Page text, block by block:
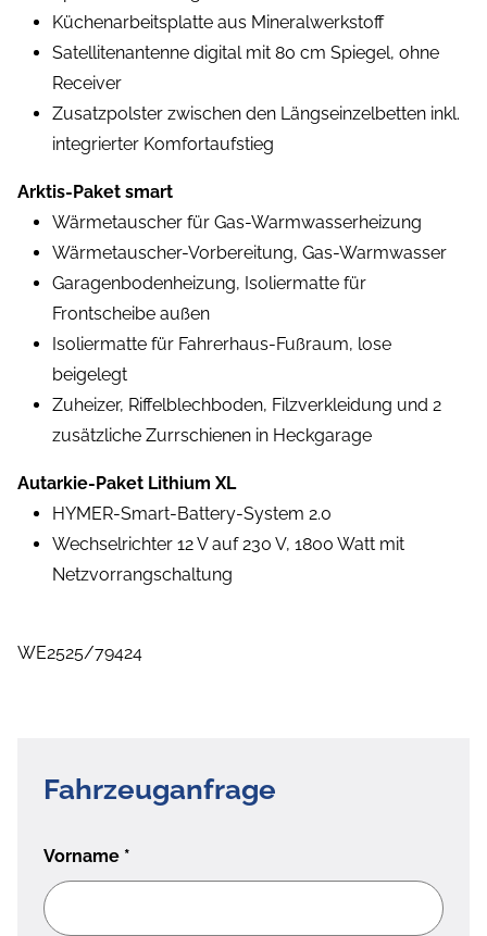
Küchenarbeitsplatte aus Mineralwerkstoff
Satellitenantenne digital mit 80 cm Spiegel, ohne
Receiver
Zusatzpolster zwischen den Längseinzelbetten inkl.
integrierter Komfortaufstieg
Arktis-Paket smart
Wärmetauscher für Gas-Warmwasserheizung
Wärmetauscher-Vorbereitung, Gas-Warmwasser
Garagenbodenheizung, Isoliermatte für
Frontscheibe außen
Isoliermatte für Fahrerhaus-Fußraum, lose
beigelegt
Zuheizer, Riffelblechboden, Filzverkleidung und 2
zusätzliche Zurrschienen in Heckgarage
Autarkie-Paket Lithium XL
HYMER-Smart-Battery-System 2.0
Wechselrichter 12 V auf 230 V, 1800 Watt mit
Netzvorrangschaltung
WE2525/79424
Fahrzeuganfrage
Vorname *